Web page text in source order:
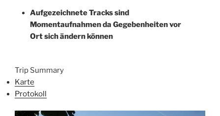
Aufgezeichnete Tracks sind
Momentaufnahmen da Gegebenheiten vor
Ort sich ändern können
Trip Summary
Karte
Protokoll